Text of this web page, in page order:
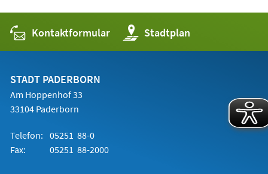
Kontaktformular Stadtplan
(Öffnet
in
einem
STADT PADERBORN
Am Hoppenhof 33
33104 Paderborn
Telefon: 05251 88-0
Fax:
05251 88-2000